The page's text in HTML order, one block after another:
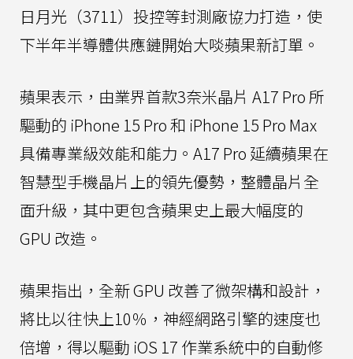
日月光（3711）投控等封測廠協力打造，使
下半年半導體供應鏈開始大啖蘋果新訂單。
蘋果表示，由業界首款3奈米晶片 A17 Pro 所
驅動的 iPhone 15 Pro 和 iPhone 15 Pro Max
具備專業級效能和能力。A17 Pro 延續蘋果在
智慧型手機晶片上的領先優勢，整體晶片全
面升級，其中更包含蘋果史上最大幅度的
GPU 改造。
蘋果指出，全新 GPU 改善了微架構和設計，
將比以往快上10％，神經網路引擎的速度也
倍增，得以驅動 iOS 17 作業系統中的自動修